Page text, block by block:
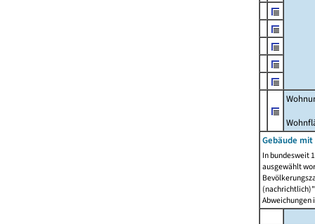
Gebäude
In bundesweit
ausgewählt
Abweichungen